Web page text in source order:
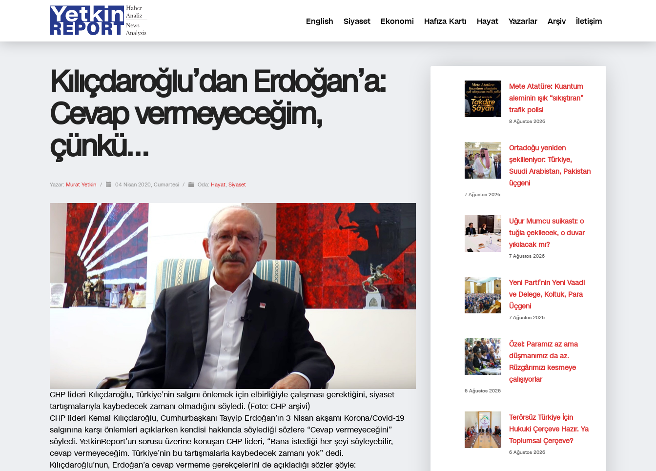
English Siyaset Ekonomi Hafıza Kartı Hayat Yazarlar Arşiv İletişim
Kılıçdaroğlu’dan Erdoğan’a:
Cevap vermeyeceğim,
çünkü…
Yazar: Murat Yetkin / 04 Nisan 2020, Cumartesi / Oda: Hayat, Siyaset
CHP lideri Kılıçdaroğlu, Türkiye’nin salgını önlemek için elbirliğiyle çalışması gerektiğini, siyaset
tartışmalarıyla kaybedecek zamanı olmadığını söyledi. (Foto: CHP arşivi)
CHP lideri Kemal Kılıçdaroğlu, Cumhurbaşkanı Tayyip Erdoğan’ın 3 Nisan akşamı Korona/Covid-19
salgınına karşı önlemleri açıklarken kendisi hakkında söylediği sözlere “Cevap vermeyeceğini”
söyledi. YetkinReport’un sorusu üzerine konuşan CHP lideri, “Bana istediği her şeyi söyleyebilir,
cevap vermeyeceğim. Türkiye’nin bu tartışmalarla kaybedecek zamanı yok” dedi.
Kılıçdaroğlu’nun, Erdoğan’a cevap vermeme gerekçelerini de açıkladığı sözler şöyle:
Mete Atatüre: Kuantum
aleminin ışık “sıkıştıran”
trafik polisi
8 Ağustos 2026
Ortadoğu yeniden
şekilleniyor: Türkiye,
Suudi Arabistan, Pakistan
üçgeni
7 Ağustos 2026
Uğur Mumcu suikastı: o
tuğla çekilecek, o duvar
yıkılacak mı?
7 Ağustos 2026
Yeni Parti’nin Yeni Vaadi
ve Delege, Koltuk, Para
Üçgeni
7 Ağustos 2026
Özel: Paramız az ama
düşmanımız da az.
Rüzgârımızı kesmeye
çalışıyorlar
6 Ağustos 2026
Terörsüz Türkiye İçin
Hukuki Çerçeve Hazır. Ya
Toplumsal Çerçeve?
6 Ağustos 2026